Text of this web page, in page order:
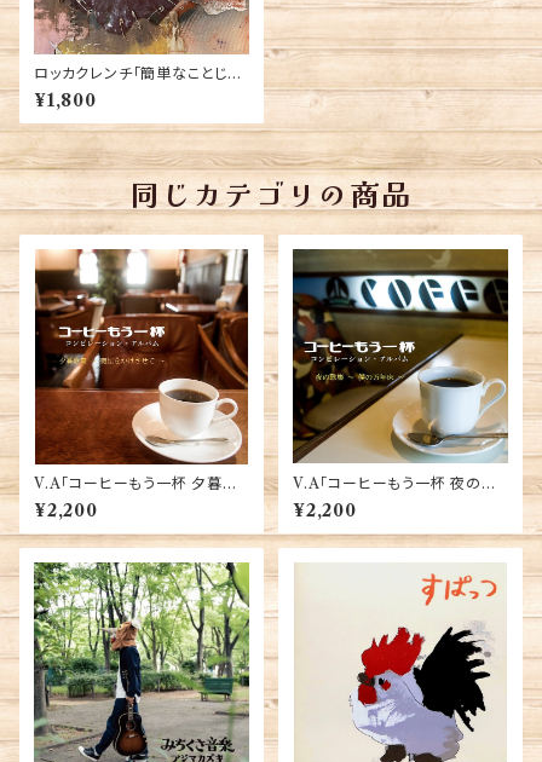
ロッカクレンチ「簡単なことじゃ
ない」
¥1,800
同じカテゴリの商品
V.A「コーヒーもう一杯 夕暮歌
集 〜魔法をかけさせて〜」
¥2,200
V.A「コーヒーもう一杯 夜の歌
集 〜僕の万年床〜」
¥2,200